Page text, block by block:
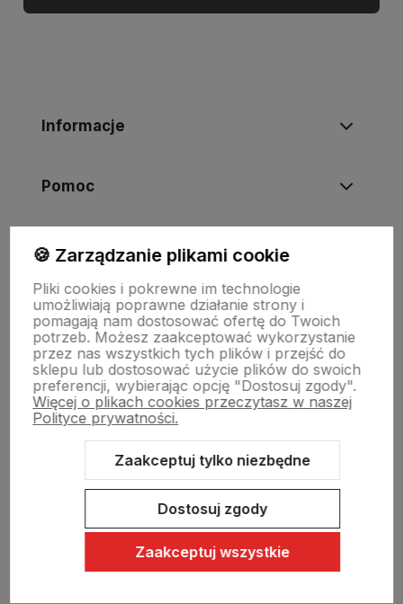
Informacje
Pomoc
Moje konto
Swiat Edibutik
Sklep internetowy Shoper Premium
Szablon Shoper Modern 3.0™
🍪 Zarządzanie plikami cookie
Pliki cookies i pokrewne im technologie
umożliwiają poprawne działanie strony i
pomagają nam dostosować ofertę do Twoich
potrzeb. Możesz zaakceptować wykorzystanie
przez nas wszystkich tych plików i przejść do
sklepu lub dostosować użycie plików do swoich
preferencji, wybierając opcję "Dostosuj zgody".
Więcej o plikach cookies przeczytasz w naszej
Polityce prywatności.
Zaakceptuj tylko niezbędne
Dostosuj zgody
Zaakceptuj wszystkie